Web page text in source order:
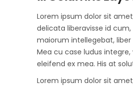
Lorem ipsum dolor sit
delicata liberavisse id cum,
maiorum intellegebat, liber
Mea cu case ludus integre,
eleifend ex mea. His at
Lorem ipsum dolor sit